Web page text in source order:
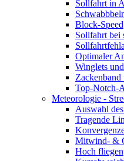
Sollfahrt in
Block-Speed
Sollfahrt bei
Optimaler
Winglets
Top-Notch-
Meteorologie -
Auswahl
Tragende
Mitwind- &
Hoch fliegen